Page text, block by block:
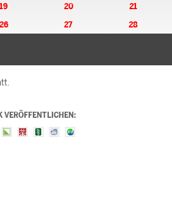
19 20 21
26 27 28
VERÖFFENTLICHEN: